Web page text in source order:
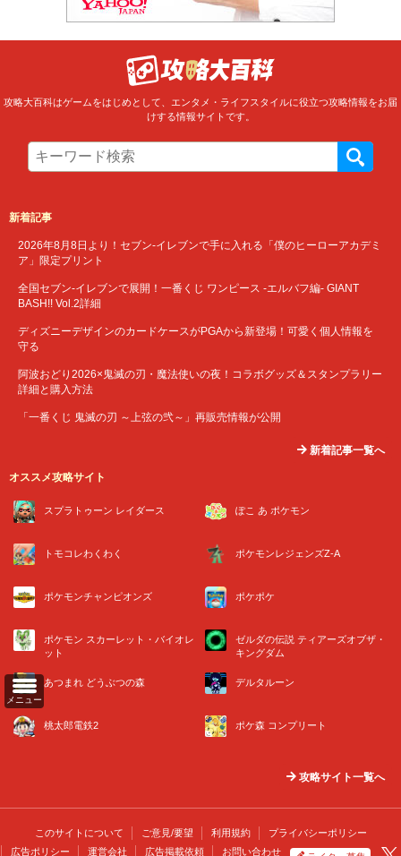
メニュー
攻略大百科はゲームをはじめとして、エンタメ・ライフスタイルに役立つ攻略情報をお届
けする情報サイトです。
新着記事
2026年8月8日より！セブン‐イレブンで手に入れる「僕のヒーローアカデミ
ア」限定プリント
全国セブン‐イレブンで展開！一番くじ ワンピース -エルバフ編- GIANT
BASH!! Vol.2詳細
ディズニーデザインのカードケースがPGAから新登場！可愛く個人情報を
守る
阿波おどり2026×鬼滅の刃・魔法使いの夜！コラボグッズ＆スタンプラリー
詳細と購入方法
「一番くじ 鬼滅の刃 ～上弦の弐～」再販売情報が公開
新着記事一覧へ
オススメ攻略サイト
スプラトゥーン レイダース ぽこ あ ポケモン
トモコレわくわく ポケモンレジェンズZ-A
ポケモンチャンピオンズ ポケポケ
ポケモン スカーレット・バイオレ
ット
ゼルダの伝説 ティアーズオブザ・
キングダム
あつまれ どうぶつの森 デルタルーン
桃太郎電鉄2 ポケ森 コンプリート
攻略サイト一覧へ
このサイトについて ご意見/要望 利用規約
プライバシーポリシー
広告ポリシー
運営会社 広告掲載依頼 お問い合わせ